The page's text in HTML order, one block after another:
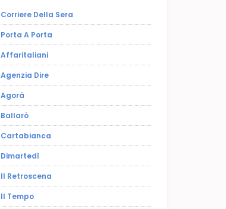
Corriere Della Sera
Porta A Porta
Affaritaliani
Agenzia Dire
Agorà
Ballarò
Cartabianca
Dimartedì
Il Retroscena
Il Tempo